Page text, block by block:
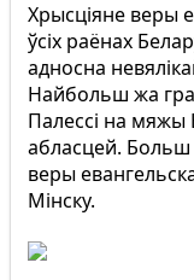
Хрысціяне веры
ўсіх раёнах
адносна
Найбольш жа
Палессі на мяжы
абласцей. Больш
веры
Мінску.